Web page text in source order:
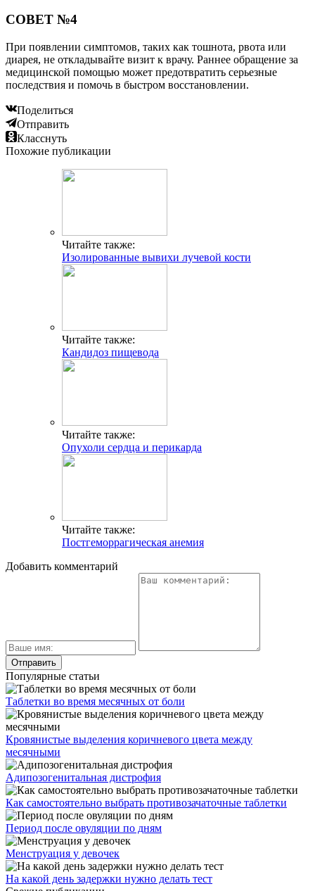
СОВЕТ №4
При появлении симптомов, таких как тошнота, рвота или
диарея, не откладывайте визит к врачу. Раннее обращение за
медицинской помощью может предотвратить серьезные
последствия и помочь в быстром восстановлении.
Поделиться
Отправить
Класснуть
Похожие публикации
Читайте также:
Изолированные вывихи лучевой кости
Читайте также:
Кандидоз пищевода
Читайте также:
Опухоли сердца и перикарда
Читайте также:
Постгеморрагическая анемия
Добавить комментарий
Популярные статьи
Таблетки во время месячных от боли
Кровянистые выделения коричневого цвета между
месячными
Адипозогенитальная дистрофия
Как самостоятельно выбрать противозачаточные таблетки
Период после овуляции по дням
Менструация у девочек
На какой день задержки нужно делать тест